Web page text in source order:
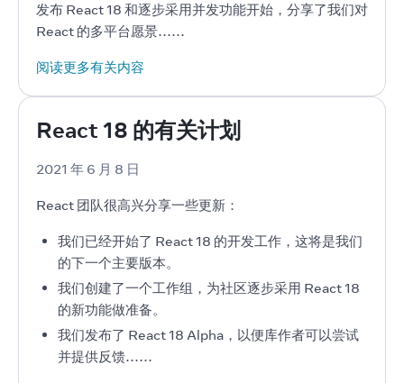
发布 React 18 和逐步采用并发功能开始，分享了我们对
React 的多平台愿景……
阅读更多有关内容
React 18 的有关计划
2021 年 6 月 8 日
React 团队很高兴分享一些更新：
我们已经开始了 React 18 的开发工作，这将是我们
的下一个主要版本。
我们创建了一个工作组，为社区逐步采用 React 18
的新功能做准备。
我们发布了 React 18 Alpha，以便库作者可以尝试
并提供反馈……